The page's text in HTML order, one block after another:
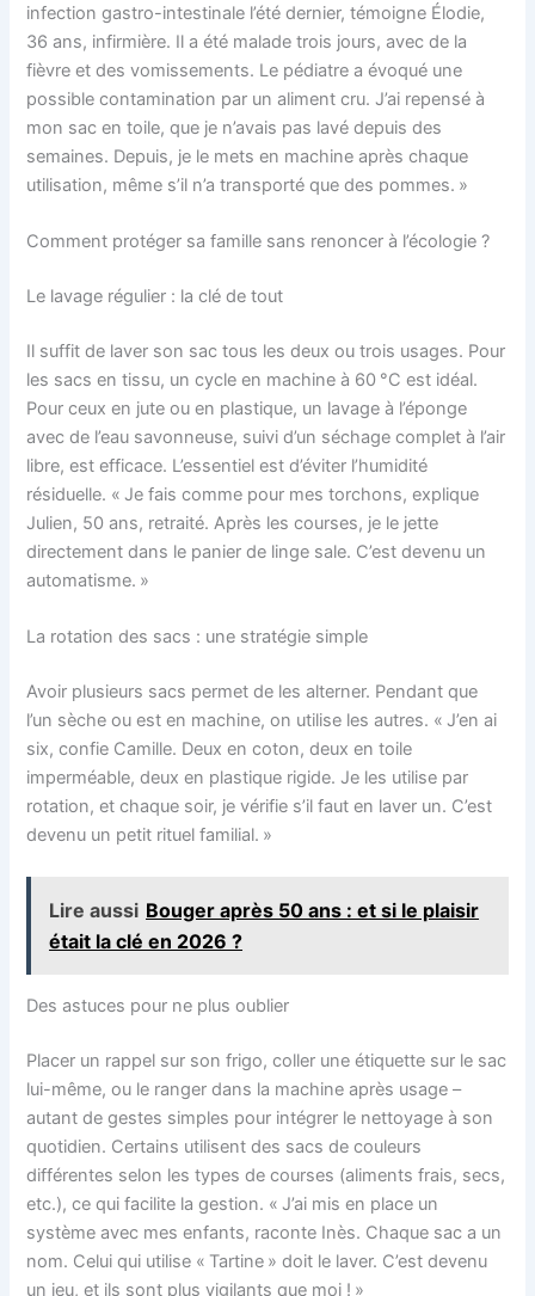
infection gastro-intestinale l’été dernier, témoigne Élodie,
36 ans, infirmière. Il a été malade trois jours, avec de la
fièvre et des vomissements. Le pédiatre a évoqué une
possible contamination par un aliment cru. J’ai repensé à
mon sac en toile, que je n’avais pas lavé depuis des
semaines. Depuis, je le mets en machine après chaque
utilisation, même s’il n’a transporté que des pommes. »
Comment protéger sa famille sans renoncer à l’écologie ?
Le lavage régulier : la clé de tout
Il suffit de laver son sac tous les deux ou trois usages. Pour
les sacs en tissu, un cycle en machine à 60 °C est idéal.
Pour ceux en jute ou en plastique, un lavage à l’éponge
avec de l’eau savonneuse, suivi d’un séchage complet à l’air
libre, est efficace. L’essentiel est d’éviter l’humidité
résiduelle. « Je fais comme pour mes torchons, explique
Julien, 50 ans, retraité. Après les courses, je le jette
directement dans le panier de linge sale. C’est devenu un
automatisme. »
La rotation des sacs : une stratégie simple
Avoir plusieurs sacs permet de les alterner. Pendant que
l’un sèche ou est en machine, on utilise les autres. « J’en ai
six, confie Camille. Deux en coton, deux en toile
imperméable, deux en plastique rigide. Je les utilise par
rotation, et chaque soir, je vérifie s’il faut en laver un. C’est
devenu un petit rituel familial. »
Lire aussi Bouger après 50 ans : et si le plaisir
était la clé en 2026 ?
Des astuces pour ne plus oublier
Placer un rappel sur son frigo, coller une étiquette sur le sac
lui-même, ou le ranger dans la machine après usage –
autant de gestes simples pour intégrer le nettoyage à son
quotidien. Certains utilisent des sacs de couleurs
différentes selon les types de courses (aliments frais, secs,
etc.), ce qui facilite la gestion. « J’ai mis en place un
système avec mes enfants, raconte Inès. Chaque sac a un
nom. Celui qui utilise « Tartine » doit le laver. C’est devenu
un jeu, et ils sont plus vigilants que moi ! »